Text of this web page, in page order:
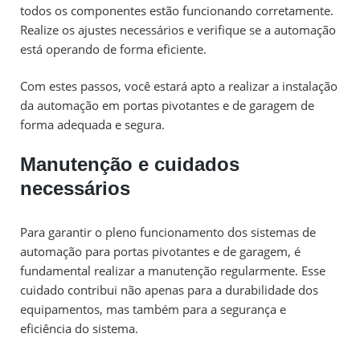
todos os componentes estão funcionando corretamente.
Realize os ajustes necessários e verifique se a automação
está operando de forma eficiente.
Com estes passos, você estará apto a realizar a instalação
da automação em portas pivotantes e de garagem de
forma adequada e segura.
Manutenção e cuidados
necessários
Para garantir o pleno funcionamento dos sistemas de
automação para portas pivotantes e de garagem, é
fundamental realizar a manutenção regularmente. Esse
cuidado contribui não apenas para a durabilidade dos
equipamentos, mas também para a segurança e
eficiência do sistema.